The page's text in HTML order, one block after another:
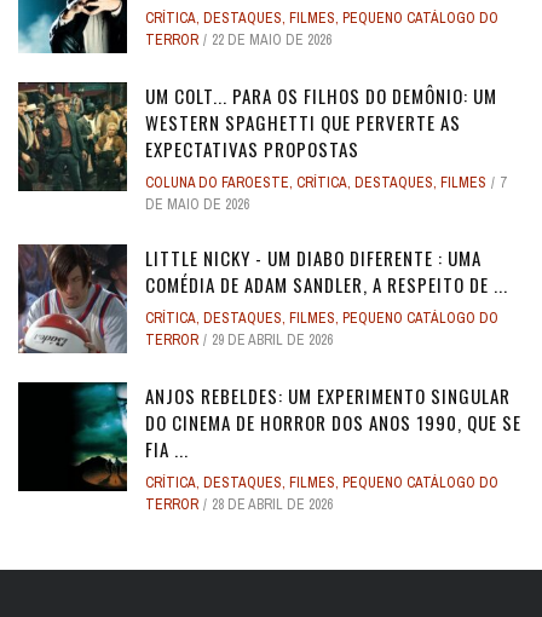
CRÍTICA, DESTAQUES, FILMES, PEQUENO CATÁLOGO DO
TERROR
22 DE MAIO DE 2026
UM COLT... PARA OS FILHOS DO DEMÔNIO: UM
WESTERN SPAGHETTI QUE PERVERTE AS
EXPECTATIVAS PROPOSTAS
COLUNA DO FAROESTE, CRÍTICA, DESTAQUES, FILMES
7
DE MAIO DE 2026
LITTLE NICKY - UM DIABO DIFERENTE : UMA
COMÉDIA DE ADAM SANDLER, A RESPEITO DE ...
CRÍTICA, DESTAQUES, FILMES, PEQUENO CATÁLOGO DO
TERROR
29 DE ABRIL DE 2026
ANJOS REBELDES: UM EXPERIMENTO SINGULAR
DO CINEMA DE HORROR DOS ANOS 1990, QUE SE
FIA ...
CRÍTICA, DESTAQUES, FILMES, PEQUENO CATÁLOGO DO
TERROR
28 DE ABRIL DE 2026